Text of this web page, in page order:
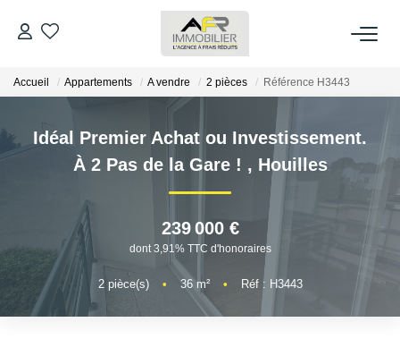
ACHETER
LOUER
ESTIMER
FAIRE GÉRER
NOS AGENCES
Accueil Appartements A vendre 2 pièces Référence H3443
Idéal Premier Achat ou Investissement.
À 2 Pas de la Gare ! , Houilles
239 000 €
dont 3,91% TTC d'honoraires
2pièce(s) • 36m² • Réf : H3443